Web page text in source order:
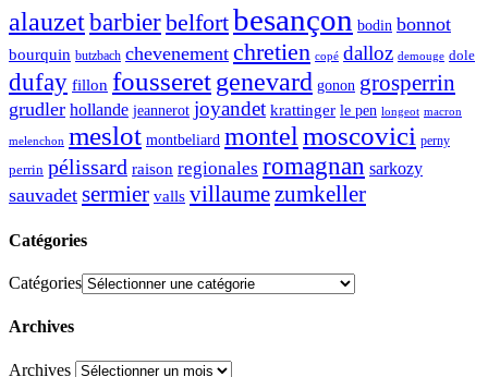
alauzetbarbierbelfortbesançon bodin bonnot
bourquin butzbach chevenement chretien copé dalloz demouge dole
dufay fillon fousseretgenevard gonon grosperrin
grudler hollande jeannerot joyandet krattinger le pen longeot macron
melenchon meslot montbeliard montel moscovici perny
perrin pélissard raison regionales romagnan sarkozy
sauvadet sermier valls villaume zumkeller
Catégories
Catégories
Archives
Archives